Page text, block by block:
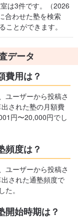
は3件です。（2026
合わせた塾を検索
ことができます。
データ
費用は？
ユーザーから投稿さ
された塾の月額費
円〜20,000円でし
頻度は？
ユーザーから投稿さ
された通塾頻度で
。
開始時期は？